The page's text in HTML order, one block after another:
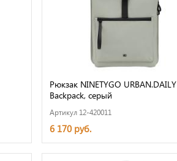
Рюкзак NINETYGO URBAN.DAILY
Backpack, серый
Артикул 12-420011
6 170 руб.